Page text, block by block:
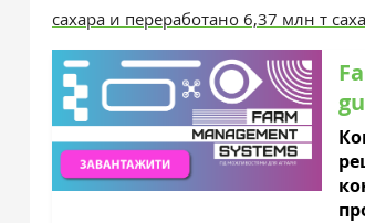
сахара и переработано 6,37 млн т